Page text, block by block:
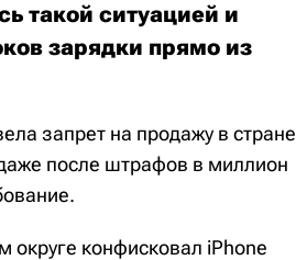
такой ситуацией и
зарядки прямо из
запрет на продажу в стране
после штрафов в миллион
округе конфисковал iPhone